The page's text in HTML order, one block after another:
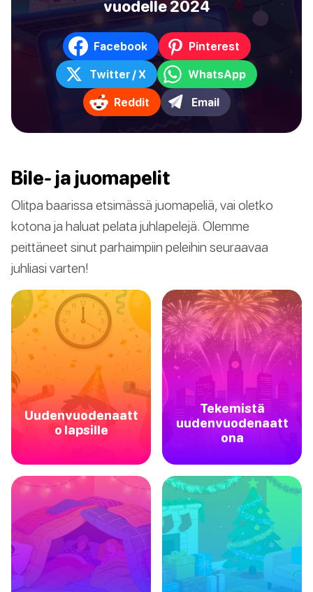
vuodelle 2024
Facebook Pinterest
Twitter / X WhatsApp
Reddit Email
Bile- ja juomapelit
Olitpa baarissa etsimässä juomapeliä, vai oletko
kotona ja haluat pelata juhlapelejä. Olemme
peittäneet sinut parhaimpiin peleihin seuraavaa
juhliasi varten!
Uudenvuodenaatt
o lapsille
Tekemistä
uudenvuodenaatt
ona